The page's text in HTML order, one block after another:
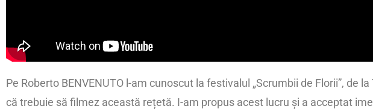
Pe Roberto BENVENUTO l-am cunoscut la festivalul „Scrumbii de Florii”,
că trebuie să filmez această rețetă. I-am propus acest lucru și a acceptat